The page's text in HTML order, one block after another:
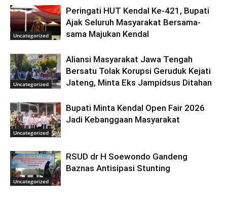
Uncategorized
Peringati HUT Kendal Ke-421, Bupati
Ajak Seluruh Masyarakat Bersama-
sama Majukan Kendal
Uncategorized
Aliansi Masyarakat Jawa Tengah
Bersatu Tolak Korupsi Geruduk Kejati
Jateng, Minta Eks Jampidsus Ditahan
Uncategorized
Bupati Minta Kendal Open Fair 2026
Jadi Kebanggaan Masyarakat
Uncategorized
RSUD dr H Soewondo Gandeng
Baznas Antisipasi Stunting